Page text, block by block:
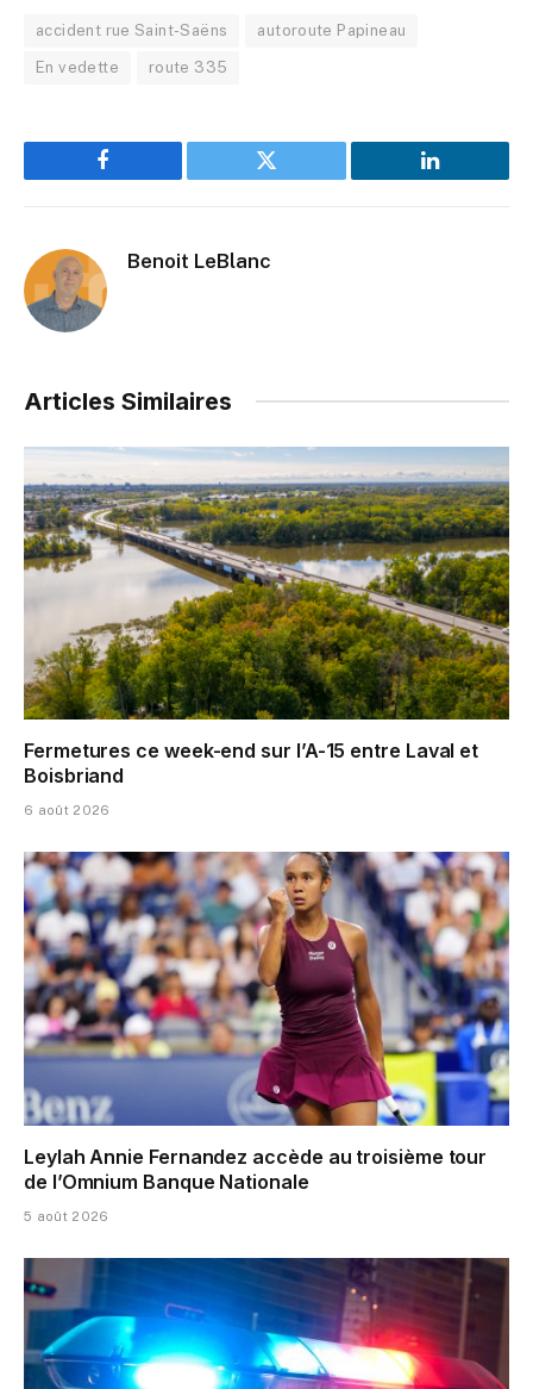
accident rue Saint-Saëns autoroute Papineau
En vedette route 335
Facebook Twitter LinkedIn
Benoit LeBlanc
Articles Similaires
Fermetures ce week-end sur l’A-15 entre Laval et
Boisbriand
6 août 2026
Leylah Annie Fernandez accède au troisième tour
de l’Omnium Banque Nationale
5 août 2026